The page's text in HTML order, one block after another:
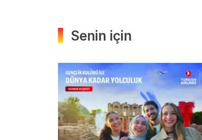
Senin için